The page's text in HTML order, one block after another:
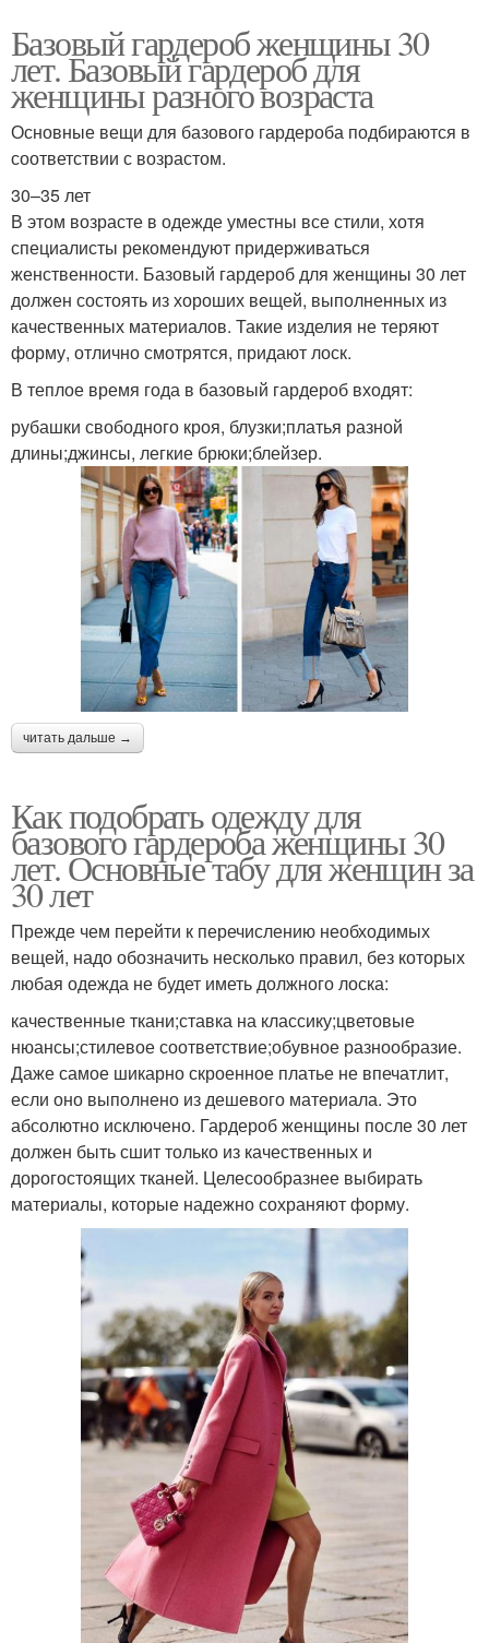
Базовый гардероб женщины 30
лет. Базовый гардероб для
женщины разного возраста
Основные вещи для базового гардероба подбираются в
соответствии с возрастом.
30–35 лет
В этом возрасте в одежде уместны все стили, хотя
специалисты рекомендуют придерживаться
женственности. Базовый гардероб для женщины 30 лет
должен состоять из хороших вещей, выполненных из
качественных материалов. Такие изделия не теряют
форму, отлично смотрятся, придают лоск.
В теплое время года в базовый гардероб входят:
рубашки свободного кроя, блузки;платья разной
длины;джинсы, легкие брюки;блейзер.
читать дальше →
Как подобрать одежду для
базового гардероба женщины 30
лет. Основные табу для женщин за
30 лет
Прежде чем перейти к перечислению необходимых
вещей, надо обозначить несколько правил, без которых
любая одежда не будет иметь должного лоска:
качественные ткани;ставка на классику;цветовые
нюансы;стилевое соответствие;обувное разнообразие.
Даже самое шикарно скроенное платье не впечатлит,
если оно выполнено из дешевого материала. Это
абсолютно исключено. Гардероб женщины после 30 лет
должен быть сшит только из качественных и
дорогостоящих тканей. Целесообразнее выбирать
материалы, которые надежно сохраняют форму.